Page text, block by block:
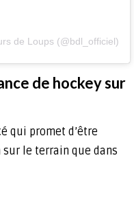
de Loups (@bdl_officiel)
de hockey sur
qui promet d’être
le terrain que dans